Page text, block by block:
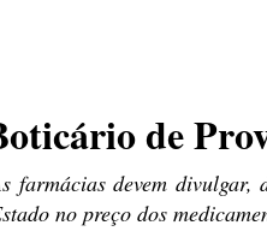
de
farmácias devem divulgar,
no preço dos